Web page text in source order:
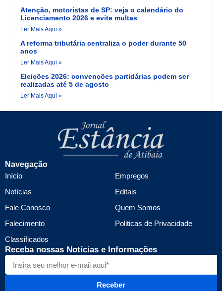
Atenção, motoristas de SP: veja o calendário do
Licenciamento 2026 e evite multas
Ler Mais Aqui »
A reforma tributária centraliza o poder durante 50
anos
Ler Mais Aqui »
Eleições 2026: convenções partidárias podem ser
realizadas até 5 de agosto
Ler Mais Aqui »
Navegação
Início
Notícias
Fale Conosco
Falecimento
Classificados
Empregos
Editais
Quem Somos
Politicas de Privacidade
Receba nossas Notícias e Informações
Receber